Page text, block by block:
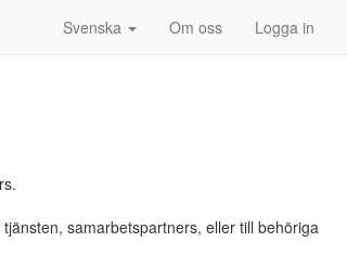
Svenska Om oss Logga in
samarbetspartners, eller till behöriga